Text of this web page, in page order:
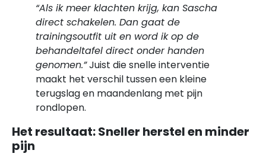
“Als ik meer klachten krijg, kan Sascha
direct schakelen. Dan gaat de
trainingsoutfit uit en word ik op de
behandeltafel direct onder handen
genomen.”Juist die snelle interventie
maakt het verschil tussen een kleine
terugslag en maandenlang met pijn
rondlopen.
Het resultaat: Sneller herstel en minder
pijn